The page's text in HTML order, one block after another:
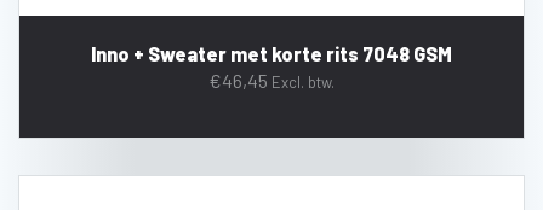
Inno + Sweater met korte rits 7048 GSM
€46,45 Excl. btw.